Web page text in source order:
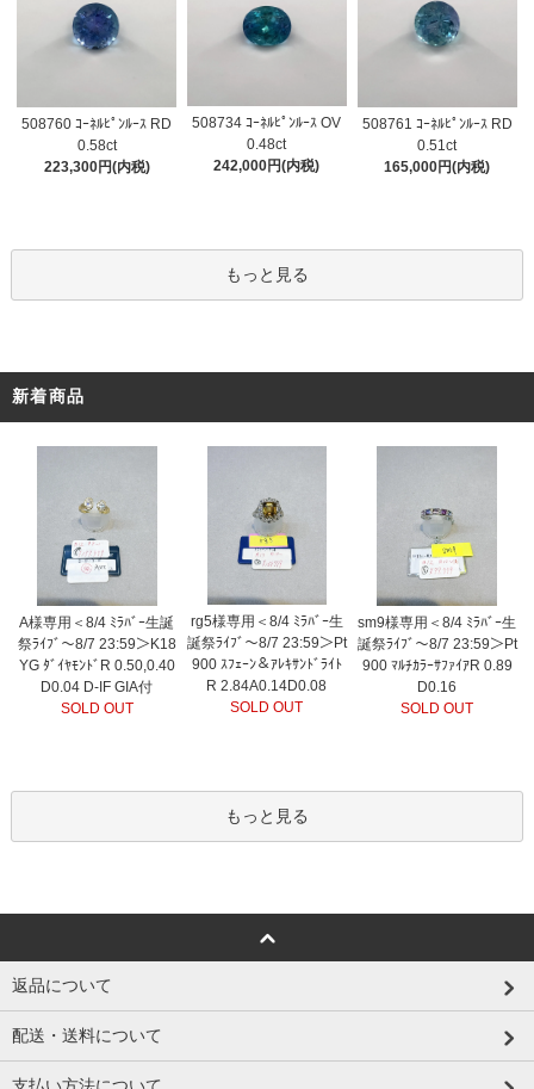
508760 ｺｰﾈﾙﾋﾟﾝﾙｰｽ RD
0.58ct
223,300円(内税)
508734 ｺｰﾈﾙﾋﾟﾝﾙｰｽ OV
0.48ct
242,000円(内税)
508761 ｺｰﾈﾙﾋﾟﾝﾙｰｽ RD
0.51ct
165,000円(内税)
もっと見る
新着商品
A様専用＜8/4 ﾐﾗﾊﾞｰ生誕
祭ﾗｲﾌﾞ～8/7 23:59＞K18
YG ﾀﾞｲﾔﾓﾝﾄﾞR 0.50,0.40
D0.04 D-IF GIA付
SOLD OUT
rg5様専用＜8/4 ﾐﾗﾊﾞｰ生
誕祭ﾗｲﾌﾞ～8/7 23:59＞Pt
900 ｽﾌｪｰﾝ＆ｱﾚｷｻﾝﾄﾞﾗｲﾄ
R 2.84A0.14D0.08
SOLD OUT
sm9様専用＜8/4 ﾐﾗﾊﾞｰ生
誕祭ﾗｲﾌﾞ～8/7 23:59＞Pt
900 ﾏﾙﾁｶﾗｰｻﾌｧｲｱR 0.89
D0.16
SOLD OUT
もっと見る
返品について
配送・送料について